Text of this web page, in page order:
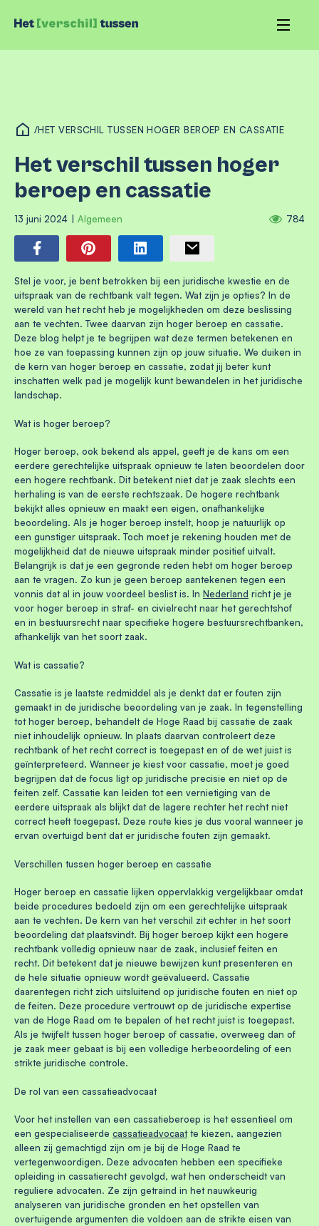
/HET VERSCHIL TUSSEN HOGER BEROEP EN CASSATIE
Het verschil tussen hoger
beroep en cassatie
13 juni 2024 Algemeen 784
Stel je voor, je bent betrokken bij een juridische kwestie en de
uitspraak van de rechtbank valt tegen. Wat zijn je opties? In de
wereld van het recht heb je mogelijkheden om deze beslissing
aan te vechten. Twee daarvan zijn hoger beroep en cassatie.
Deze blog helpt je te begrijpen wat deze termen betekenen en
hoe ze van toepassing kunnen zijn op jouw situatie. We duiken in
de kern van hoger beroep en cassatie, zodat jij beter kunt
inschatten welk pad je mogelijk kunt bewandelen in het juridische
landschap.
Wat is hoger beroep?
Hoger beroep, ook bekend als appel, geeft je de kans om een
eerdere gerechtelijke uitspraak opnieuw te laten beoordelen door
een hogere rechtbank. Dit betekent niet dat je zaak slechts een
herhaling is van de eerste rechtszaak. De hogere rechtbank
bekijkt alles opnieuw en maakt een eigen, onafhankelijke
beoordeling. Als je hoger beroep instelt, hoop je natuurlijk op
een gunstiger uitspraak. Toch moet je rekening houden met de
mogelijkheid dat de nieuwe uitspraak minder positief uitvalt.
Belangrijk is dat je een gegronde reden hebt om hoger beroep
aan te vragen. Zo kun je geen beroep aantekenen tegen een
vonnis dat al in jouw voordeel beslist is. In Nederland richt je je
voor hoger beroep in straf- en civielrecht naar het gerechtshof
en in bestuursrecht naar specifieke hogere bestuursrechtbanken,
afhankelijk van het soort zaak.
Wat is cassatie?
Cassatie is je laatste redmiddel als je denkt dat er fouten zijn
gemaakt in de juridische beoordeling van je zaak. In tegenstelling
tot hoger beroep, behandelt de Hoge Raad bij cassatie de zaak
niet inhoudelijk opnieuw. In plaats daarvan controleert deze
rechtbank of het recht correct is toegepast en of de wet juist is
geïnterpreteerd. Wanneer je kiest voor cassatie, moet je goed
begrijpen dat de focus ligt op juridische precisie en niet op de
feiten zelf. Cassatie kan leiden tot een vernietiging van de
eerdere uitspraak als blijkt dat de lagere rechter het recht niet
correct heeft toegepast. Deze route kies je dus vooral wanneer je
ervan overtuigd bent dat er juridische fouten zijn gemaakt.
Verschillen tussen hoger beroep en cassatie
Hoger beroep en cassatie lijken oppervlakkig vergelijkbaar omdat
beide procedures bedoeld zijn om een gerechtelijke uitspraak
aan te vechten. De kern van het verschil zit echter in het soort
beoordeling dat plaatsvindt. Bij hoger beroep kijkt een hogere
rechtbank volledig opnieuw naar de zaak, inclusief feiten en
recht. Dit betekent dat je nieuwe bewijzen kunt presenteren en
de hele situatie opnieuw wordt geëvalueerd. Cassatie
daarentegen richt zich uitsluitend op juridische fouten en niet op
de feiten. Deze procedure vertrouwt op de juridische expertise
van de Hoge Raad om te bepalen of het recht juist is toegepast.
Als je twijfelt tussen hoger beroep of cassatie, overweeg dan of
je zaak meer gebaat is bij een volledige herbeoordeling of een
strikte juridische controle.
De rol van een cassatieadvocaat
Voor het instellen van een cassatieberoep is het essentieel om
een gespecialiseerde cassatieadvocaatte kiezen, aangezien
alleen zij gemachtigd zijn om je bij de Hoge Raad te
vertegenwoordigen. Deze advocaten hebben een specifieke
opleiding in cassatierecht gevolgd, wat hen onderscheidt van
reguliere advocaten. Ze zijn getraind in het nauwkeurig
analyseren van juridische gronden en het opstellen van
overtuigende argumenten die voldoen aan de strikte eisen van